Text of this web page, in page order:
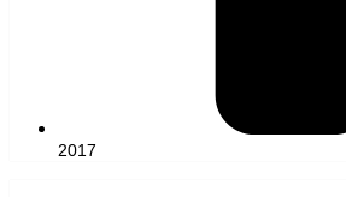
2017